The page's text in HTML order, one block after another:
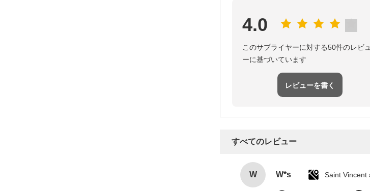
4.0
このサプライヤーに対する50件のレビュ
ーに基づいています
レビューを書く
すべてのレビュー
W W*s